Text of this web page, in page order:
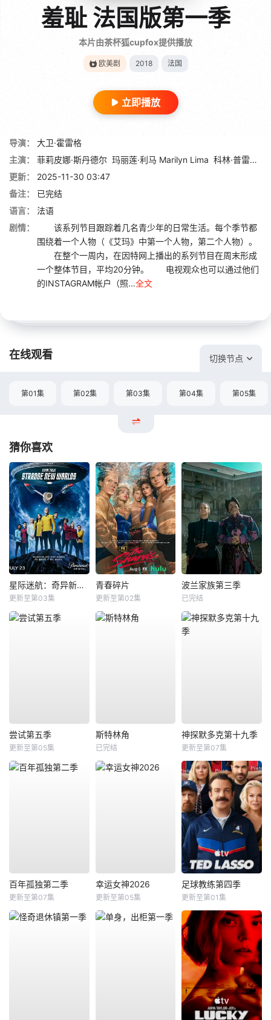
羞耻 法国版第一季
本片由茶杯狐cupfox提供播放
欧美剧 2018 法国
立即播放
导演：
大卫·霍雷格
主演：
菲莉皮娜·斯丹德尔 玛丽莲·利马 Marilyn Lima 科林·普雷尔
更新：
2025-11-30 03:47
备注：
已完结
语言：
法语
剧情：
该系列节目跟踪着几名青少年的日常生活。每个季节都
围绕着一个人物（《艾玛》中第一个人物，第二个人物）。
在整个一周内，在因特网上播出的系列节目在周末形成
一个整体节目，平均20分钟。 电视观众也可以通过他们
的INSTAGRAM帐户（照...全文
在线观看 切换节点
第01集 第02集 第03集 第04集 第05集
猜你喜欢
星际迷航：奇异新世界第四季
更新至第03集
青春碎片
更新至第02集
波兰家族第三季
已完结
尝试第五季
更新至第05集
斯特林角
已完结
神探默多克第十九季
更新至第07集
百年孤独第二季
更新至第07集
幸运女神2026
更新至第05集
足球教练第四季
更新至第01集